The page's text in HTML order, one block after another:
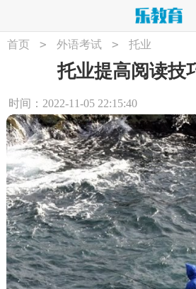
首页 > 外语考试 > 托业
托业提高阅读技
时间：2022-11-05 22:15:40